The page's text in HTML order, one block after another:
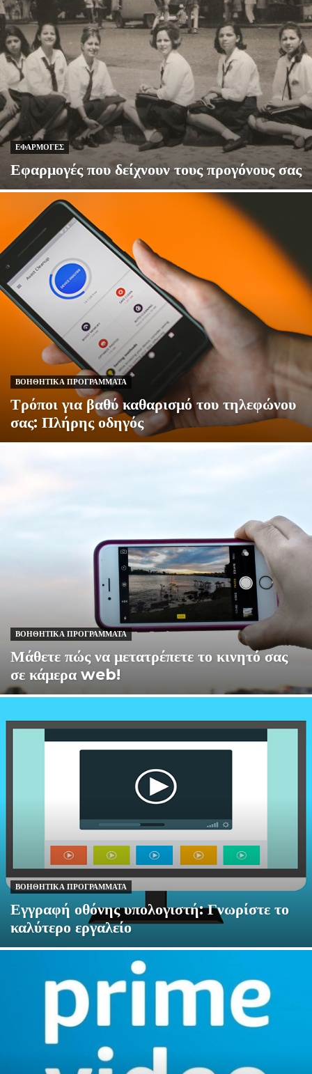
ΕΦΑΡΜΟΓΈΣ
Εφαρμογές που δείχνουν τους προγόνους σας
ΒΟΗΘΗΤΙΚΆ ΠΡΟΓΡΆΜΜΑΤΑ
Τρόποι για βαθύ καθαρισμό του τηλεφώνου
σας: Πλήρης οδηγός
ΒΟΗΘΗΤΙΚΆ ΠΡΟΓΡΆΜΜΑΤΑ
Μάθετε πώς να μετατρέπετε το κινητό σας
σε κάμερα web!
ΒΟΗΘΗΤΙΚΆ ΠΡΟΓΡΆΜΜΑΤΑ
Εγγραφή οθόνης υπολογιστή: Γνωρίστε το
καλύτερο εργαλείο